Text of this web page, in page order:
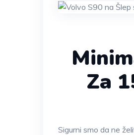
Za
Sigurni smo da ne